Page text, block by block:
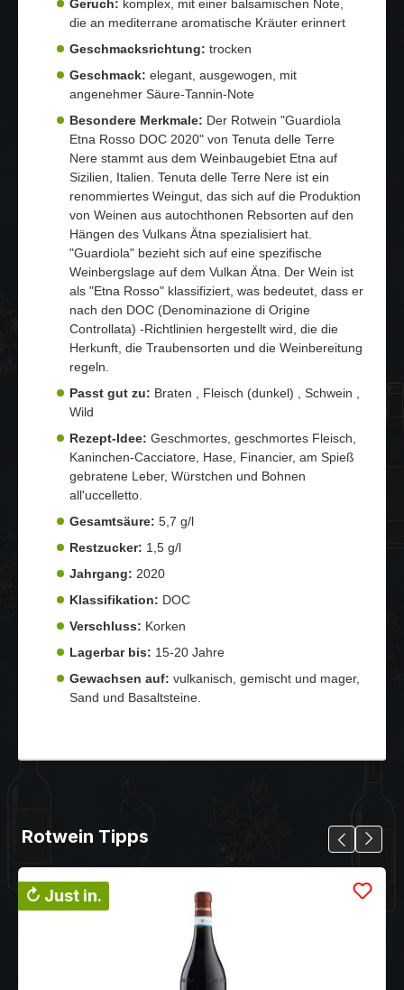
Geruch: komplex, mit einer balsamischen Note,
die an mediterrane aromatische Kräuter erinnert
Geschmacksrichtung: trocken
Geschmack: elegant, ausgewogen, mit
angenehmer Säure-Tannin-Note
Besondere Merkmale: Der Rotwein "Guardiola
Etna Rosso DOC 2020" von Tenuta delle Terre
Nere stammt aus dem Weinbaugebiet Etna auf
Sizilien, Italien. Tenuta delle Terre Nere ist ein
renommiertes Weingut, das sich auf die Produktion
von Weinen aus autochthonen Rebsorten auf den
Hängen des Vulkans Ätna spezialisiert hat.
"Guardiola" bezieht sich auf eine spezifische
Weinbergslage auf dem Vulkan Ätna. Der Wein ist
als "Etna Rosso" klassifiziert, was bedeutet, dass er
nach den DOC (Denominazione di Origine
Controllata) -Richtlinien hergestellt wird, die die
Herkunft, die Traubensorten und die Weinbereitung
regeln.
Passt gut zu: Braten , Fleisch (dunkel) , Schwein ,
Wild
Rezept-Idee: Geschmortes, geschmortes Fleisch,
Kaninchen-Cacciatore, Hase, Financier, am Spieß
gebratene Leber, Würstchen und Bohnen
all'uccelletto.
Gesamtsäure: 5,7 g/l
Restzucker: 1,5 g/l
Jahrgang: 2020
Klassifikation: DOC
Verschluss: Korken
Lagerbar bis: 15-20 Jahre
Gewachsen auf: vulkanisch, gemischt und mager,
Sand und Basaltsteine.
Rotwein Tipps
↻ Just in.